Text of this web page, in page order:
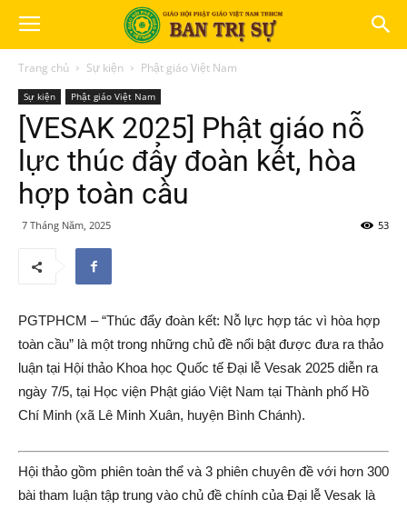
Trang chủ Sự kiện Phật giáo Việt Nam
Sự kiện Phật giáo Việt Nam
[VESAK 2025] Phật giáo nỗ
lực thúc đẩy đoàn kết, hòa
hợp toàn cầu
7 Tháng Năm, 2025 53
PGTPHCM – “Thúc đẩy đoàn kết: Nỗ lực hợp tác vì hòa hợp
toàn cầu” là một trong những chủ đề nổi bật được đưa ra thảo
luận tại Hội thảo Khoa học Quốc tế Đại lễ Vesak 2025 diễn ra
ngày 7/5, tại Học viện Phật giáo Việt Nam tại Thành phố Hồ
Chí Minh (xã Lê Minh Xuân, huyện Bình Chánh).
Hội thảo gồm phiên toàn thể và 3 phiên chuyên đề với hơn 300
bài tham luận tập trung vào chủ đề chính của Đại lễ Vesak là